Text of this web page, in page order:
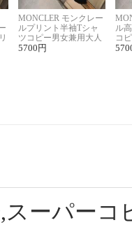
MONCLER モンクレー
ルプリント半袖Tシャ
ツコピー男女兼用大人
可愛い春夏コーデ
5700 円
ル
コ
ィ
ーパー